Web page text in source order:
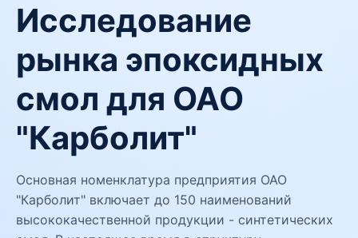
Исследование
рынка эпоксидных
смол для ОАО
"Карболит"
Основная номенклатура предприятия ОАО
"Карболит" включает до 150 наименований
высококачественной продукции - синтетических